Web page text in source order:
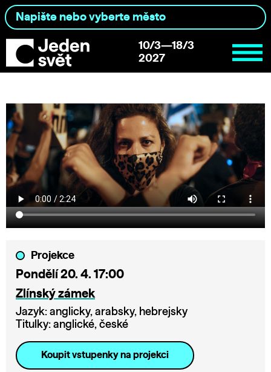
10/3—18/3
2027
Projekce
Pondělí 20. 4. 17:00
Zlínský zámek
Jazyk: anglicky, arabsky, hebrejsky
Titulky: anglické, české
Koupit vstupenky na projekci